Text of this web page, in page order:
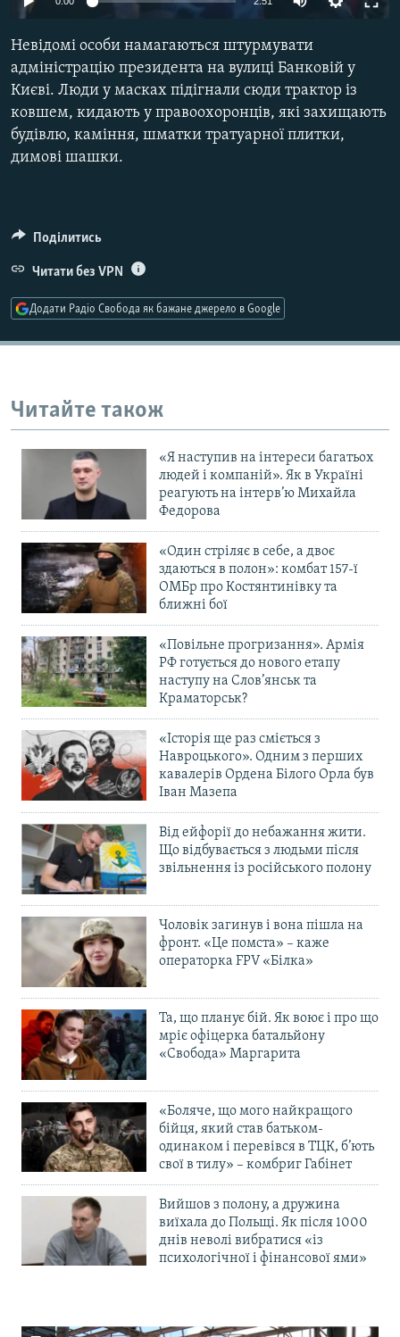
МУЛЬТИМЕДІА
ФОТО
СПЕЦПРОЄКТИ
ПОДКАСТИ
КРИМ РЕАЛІЇ
КТАТ
ДОЛУЧАЙСЯ!
Усі сайти RFE/RL
Невідомі особи намагаються штурмувати
адміністрацію президента на вулиці Банковій у
Києві. Люди у масках підігнали сюди трактор із
ковшем, кидають у правоохоронців, які захищають
будівлю, каміння, шматки тратуарної плитки,
димові шашки.
Поділитись
Читати без VPN
Додати Радіо Свобода як бажане джерело в Google
Читайте також
«Я наступив на інтереси багатьох
людей і компаній». Як в Україні
реагують на інтерв’ю Михайла
Федорова
«Один стріляє в себе, а двоє
здаються в полон»: комбат 157-ї
ОМБр про Костянтинівку та
ближні бої
«Повільне прогризання». Армія
РФ готується до нового етапу
наступу на Слов’янськ та
Краматорськ?
«Історія ще раз сміється з
Навроцького». Одним з перших
кавалерів Ордена Білого Орла був
Іван Мазепа
Від ейфорії до небажання жити.
Що відбувається з людьми після
звільнення із російського полону
Чоловік загинув і вона пішла на
фронт. «Це помста» – каже
операторка FPV «Білка»
Та, що планує бій. Як воює і про що
мріє офіцерка батальйону
«Свобода» Маргарита
«Боляче, що мого найкращого
бійця, який став батьком-
одинаком і перевівся в ТЦК, б’ють
свої в тилу» – комбриг Габінет
Вийшов з полону, а дружина
виїхала до Польщі. Як після 1000
днів неволі вибратися «із
психологічної і фінансової ями»